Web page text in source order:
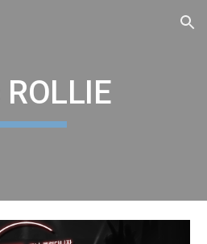
Skip to navigation